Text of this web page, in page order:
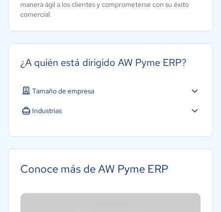
manera ágil a los clientes y comprometerse con su éxito
comercial.
¿A quién está dirigido AW Pyme ERP?
Tamaño de empresa
Pequeña: 10 a 49 trabajadores
Industrias
Hotelería / Viajes
Conoce más de AW Pyme ERP